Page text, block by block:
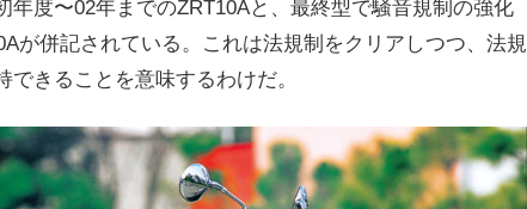
年度〜02年までのZRT10Aと、最終型で騒音規制の強化
が併記されている。これは法規制をクリアしつつ、法規
できることを意味するわけだ。